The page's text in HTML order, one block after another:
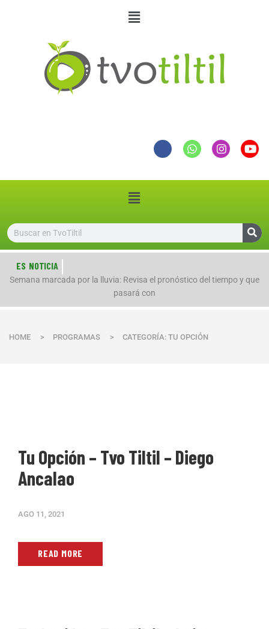
ES NOTICIA
Semana marcada por la lluvia: Revisa el pronóstico del tiempo y que
pasará con
HOME > PROGRAMAS > CATEGORÍA: TU OPCIÓN
Tu Opción – Tvo Tiltil – Diego
Ancalao
AGO 11, 2021
READ MORE